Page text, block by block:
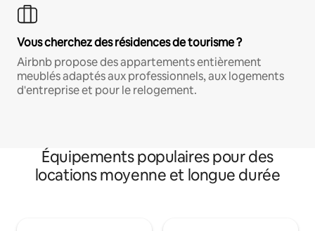
Vous cherchez des résidences de tourisme ?
Airbnb propose des appartements entièrement
meublés adaptés aux professionnels, aux logements
d'entreprise et pour le relogement.
Équipements populaires pour des
locations moyenne et longue durée